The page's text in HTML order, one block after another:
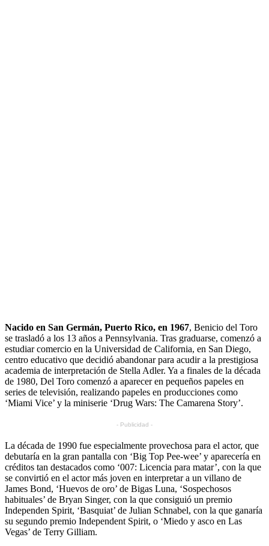
Nacido en San Germán, Puerto Rico, en 1967, Benicio del Toro
se trasladó a los 13 años a Pennsylvania. Tras graduarse, comenzó a
estudiar comercio en la Universidad de California, en San Diego,
centro educativo que decidió abandonar para acudir a la prestigiosa
academia de interpretación de Stella Adler. Ya a finales de la década
de 1980, Del Toro comenzó a aparecer en pequeños papeles en
series de televisión, realizando papeles en producciones como
‘Miami Vice’ y la miniserie ‘Drug Wars: The Camarena Story’.
- Publicidad -
La década de 1990 fue especialmente provechosa para el actor, que
debutaría en la gran pantalla con ‘Big Top Pee-wee’ y aparecería en
créditos tan destacados como ‘007: Licencia para matar’, con la que
se convirtió en el actor más joven en interpretar a un villano de
James Bond, ‘Huevos de oro’ de Bigas Luna, ‘Sospechosos
habituales’ de Bryan Singer, con la que consiguió un premio
Independen Spirit, ‘Basquiat’ de Julian Schnabel, con la que ganaría
su segundo premio Independent Spirit, o ‘Miedo y asco en Las
Vegas’ de Terry Gilliam.